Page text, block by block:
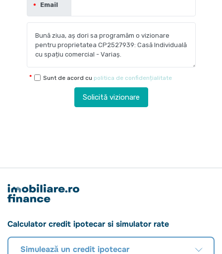
Email
Sunt de acord cu politica de confidențialitate
Solicită vizionare